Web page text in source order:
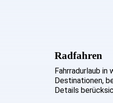
Radfahren
Fahrradurlaub in
Destinationen,
Details